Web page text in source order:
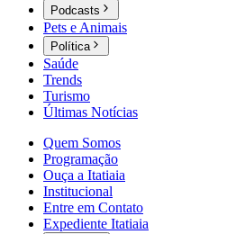
Podcasts
Pets e Animais
Política
Saúde
Trends
Turismo
Últimas Notícias
Quem Somos
Programação
Ouça a Itatiaia
Institucional
Entre em Contato
Expediente Itatiaia